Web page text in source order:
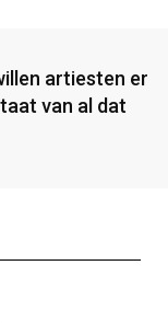
artiesten er
van al dat